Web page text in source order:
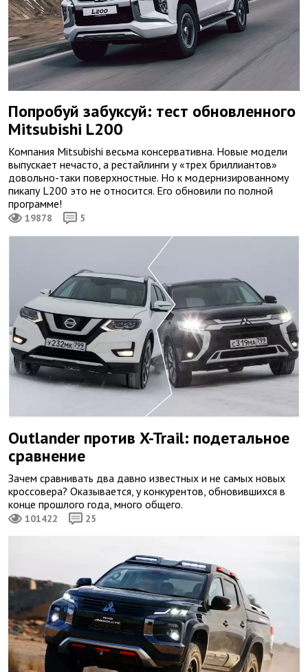
Попробуй забуксуй: тест обновленного
Mitsubishi L200
Компания Mitsubishi весьма консервативна. Новые модели
выпускает нечасто, а рестайлинги у «трех бриллиантов»
довольно-таки поверхностные. Но к модернизированному
пикапу L200 это не относится. Его обновили по полной
программе!
19878 5
Outlander против X-Trail: подетальное
сравнение
Зачем сравнивать два давно известных и не самых новых
кроссовера? Оказывается, у конкурентов, обновившихся в
конце прошлого года, много общего.
101422 25